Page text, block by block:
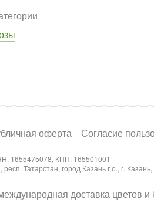
оферта Согласие
КПП: 165501001
Татарстан, город Казань г.о., г.
доставка цветов и